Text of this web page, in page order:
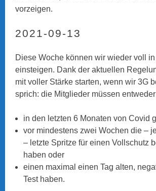
vorzeigen.
2021-09-13
Diese Woche können wir wieder voll
einsteigen. Dank der aktuellen
mit voller Stärke starten, wenn wir 3G
sprich: die Mitglieder müssen entweder
in den letzten 6 Monaten von Covid
vor mindestens zwei Wochen die –
– letzte Spritze für einen Vollschutz
haben oder
einen maximal einen Tag alten,
Test haben.